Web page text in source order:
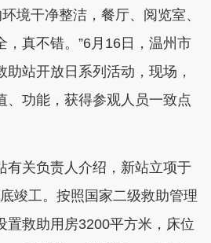
干净整洁，餐厅、阅览室、
，真不错。”6月16日，温州市
助站开放日系列活动，现场，
、功能，获得参观人员一致点
关负责人介绍，新站立项于
竣工。按照国家二级救助管理
置救助用房3200平方米，床位